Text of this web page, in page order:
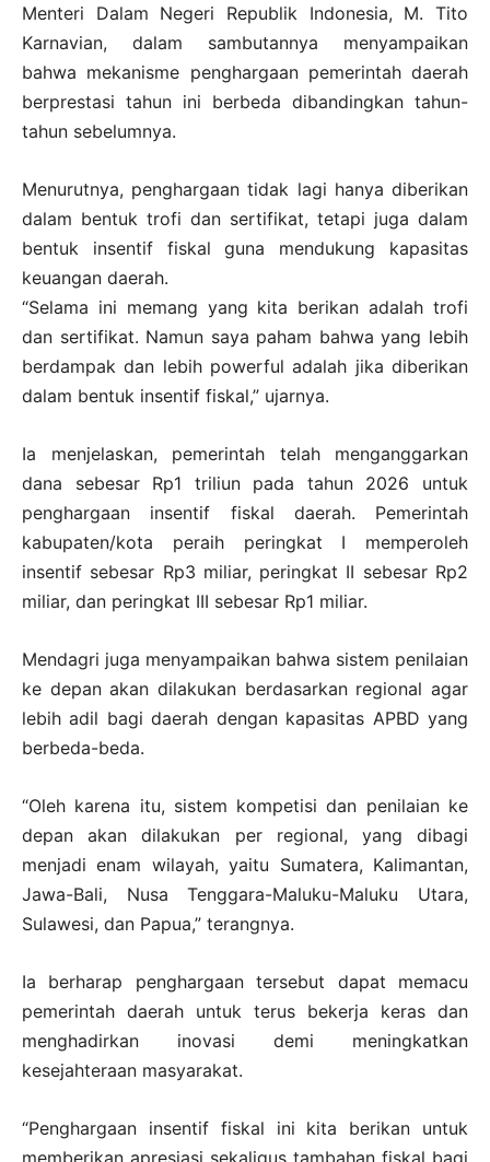
Menteri Dalam Negeri Republik Indonesia, M. Tito
Karnavian, dalam sambutannya menyampaikan
bahwa mekanisme penghargaan pemerintah daerah
berprestasi tahun ini berbeda dibandingkan tahun-
tahun sebelumnya.
Menurutnya, penghargaan tidak lagi hanya diberikan
dalam bentuk trofi dan sertifikat, tetapi juga dalam
bentuk insentif fiskal guna mendukung kapasitas
keuangan daerah.
“Selama ini memang yang kita berikan adalah trofi
dan sertifikat. Namun saya paham bahwa yang lebih
berdampak dan lebih powerful adalah jika diberikan
dalam bentuk insentif fiskal,” ujarnya.
Ia menjelaskan, pemerintah telah menganggarkan
dana sebesar Rp1 triliun pada tahun 2026 untuk
penghargaan insentif fiskal daerah. Pemerintah
kabupaten/kota peraih peringkat I memperoleh
insentif sebesar Rp3 miliar, peringkat II sebesar Rp2
miliar, dan peringkat III sebesar Rp1 miliar.
Mendagri juga menyampaikan bahwa sistem penilaian
ke depan akan dilakukan berdasarkan regional agar
lebih adil bagi daerah dengan kapasitas APBD yang
berbeda-beda.
“Oleh karena itu, sistem kompetisi dan penilaian ke
depan akan dilakukan per regional, yang dibagi
menjadi enam wilayah, yaitu Sumatera, Kalimantan,
Jawa-Bali, Nusa Tenggara-Maluku-Maluku Utara,
Sulawesi, dan Papua,” terangnya.
Ia berharap penghargaan tersebut dapat memacu
pemerintah daerah untuk terus bekerja keras dan
menghadirkan inovasi demi meningkatkan
kesejahteraan masyarakat.
“Penghargaan insentif fiskal ini kita berikan untuk